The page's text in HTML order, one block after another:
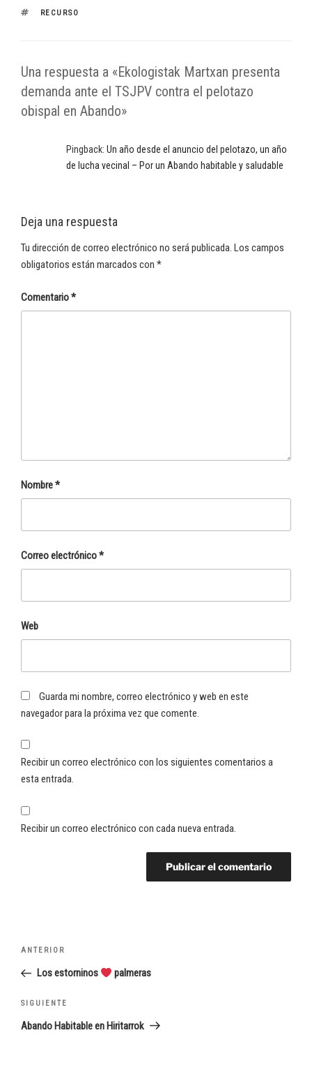
ETIQUETAS
RECURSO
Una respuesta a «Ekologistak Martxan presenta
demanda ante el TSJPV contra el pelotazo
obispal en Abando»
Pingback: Un año desde el anuncio del pelotazo, un año
de lucha vecinal – Por un Abando habitable y saludable
Deja una respuesta
Tu dirección de correo electrónico no será publicada. Los campos
obligatorios están marcados con *
Comentario*
Nombre*
Correo electrónico*
Web
Guarda mi nombre, correo electrónico y web en este
navegador para la próxima vez que comente.
Recibir un correo electrónico con los siguientes comentarios a
esta entrada.
Recibir un correo electrónico con cada nueva entrada.
Navegación
entradas
Entrada
anterior:
ANTERIOR
Los estorninos palmeras
Siguiente
entrada
SIGUIENTE
Abando Habitable en Hiritarrok